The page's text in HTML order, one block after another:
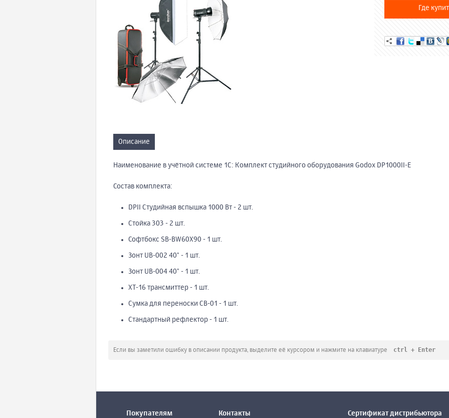
Где
Описание
Наименование в учётной системе 1С: Комплект студийного оборудования Godox DP1000II-E
Состав комплекта:
DPII Студийная вспышка 1000 Вт - 2 шт.
Стойка 303 - 2 шт.
Софтбокс SB-BW60X90 - 1 шт.
Зонт UB-002 40" - 1 шт.
Зонт UB-004 40" - 1 шт.
XT-16 трансмиттер - 1 шт.
Сумка для переноски CB-01 - 1 шт.
Стандартный рефлектор - 1 шт.
Если вы заметили ошибку в описании продукта, выделите её курсором и нажмите на клавиатуре ctrl + Enter
Покупателям Контакты Сертификат дистрибьютора